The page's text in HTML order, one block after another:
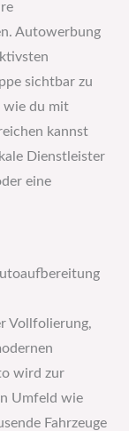
Autowerbung
sichtbar zu
wie du mit
kannst
Dienstleister
eine
Vollfolierung,
wird zur
Umfeld wie
Fahrzeuge